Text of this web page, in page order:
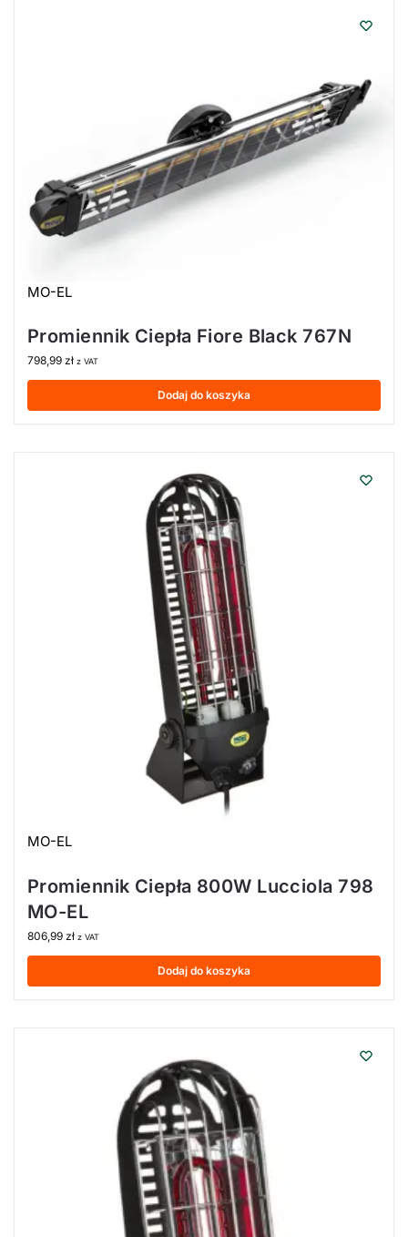
MO-EL
Promiennik Ciepła Fiore Black 767N
798,99 zł z VAT
Dodaj do koszyka
MO-EL
Promiennik Ciepła 800W Lucciola 798
MO-EL
806,99 zł z VAT
Dodaj do koszyka